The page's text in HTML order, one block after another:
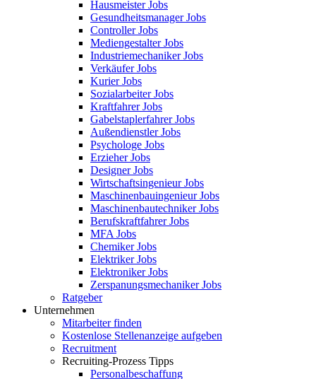
Hausmeister Jobs
Gesundheitsmanager Jobs
Controller Jobs
Mediengestalter Jobs
Industriemechaniker Jobs
Verkäufer Jobs
Kurier Jobs
Sozialarbeiter Jobs
Kraftfahrer Jobs
Gabelstaplerfahrer Jobs
Außendienstler Jobs
Psychologe Jobs
Erzieher Jobs
Designer Jobs
Wirtschaftsingenieur Jobs
Maschinenbauingenieur Jobs
Maschinenbautechniker Jobs
Berufskraftfahrer Jobs
MFA Jobs
Chemiker Jobs
Elektriker Jobs
Elektroniker Jobs
Zerspanungsmechaniker Jobs
Ratgeber
Unternehmen
Mitarbeiter finden
Kostenlose Stellenanzeige aufgeben
Recruitment
Recruiting-Prozess Tipps
Personalbeschaffung